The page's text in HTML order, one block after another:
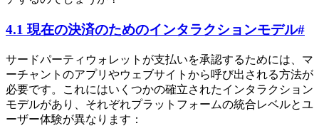
4.1 現在の決済のためのインタラクションモデル#
サードパーティウォレットが支払いを承認するためには、マ
ーチャントのアプリやウェブサイトから呼び出される方法が
必要です。これにはいくつかの確立されたインタラクション
モデルがあり、それぞれプラットフォームの統合レベルとユ
ーザー体験が異なります：